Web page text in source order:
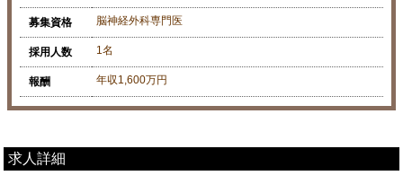
募集資格 脳神経外科専門医
採用人数 1名
報酬 年収1,600万円
求人詳細